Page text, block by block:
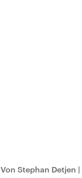
Von Stephan Detjen |